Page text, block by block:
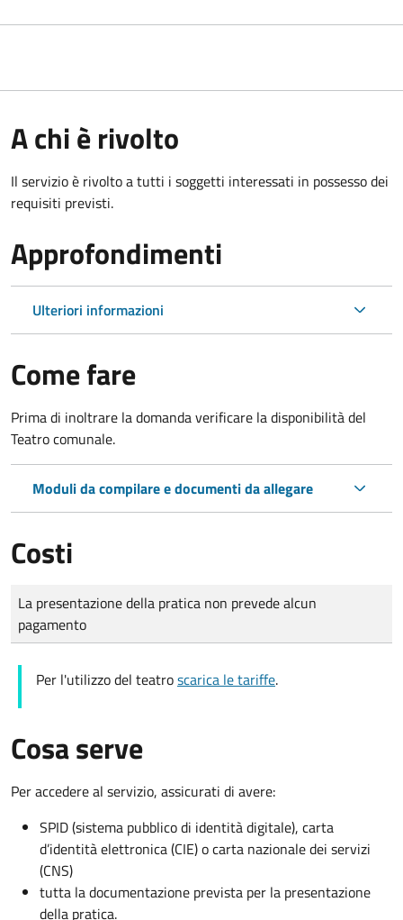
A chi è rivolto
Il servizio è rivolto a tutti i soggetti interessati in possesso dei
requisiti previsti.
Approfondimenti
Ulteriori informazioni
Come fare
Prima di inoltrare la domanda verificare la disponibilità del
Teatro comunale.
Moduli da compilare e documenti da allegare
Costi
Tipo di pagamento
Importo
La presentazione della pratica non prevede alcun
pagamento
Per l'utilizzo del teatroscarica le tariffe.
Cosa serve
Per accedere al servizio, assicurati di avere:
SPID (sistema pubblico di identità digitale), carta
d’identità elettronica (CIE) o carta nazionale dei servizi
(CNS)
tutta la documentazione prevista per la presentazione
della pratica.